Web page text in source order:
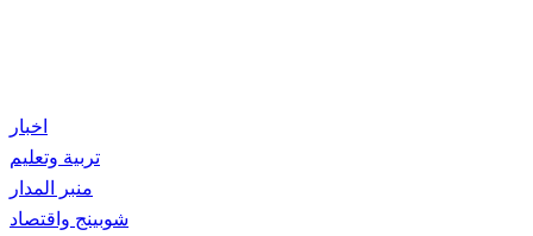
اخبار
تربية وتعليم
منبر المدار
شوبينج واقتصاد